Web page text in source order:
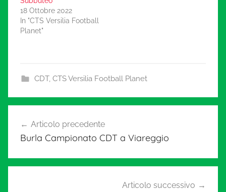
18 Ottobre 2022
In "CTS Versilia Football
Planet"
CDT, CTS Versilia Football Planet
articoli
Articolo precedente
Burla Campionato CDT a Viareggio
Articolo successivo